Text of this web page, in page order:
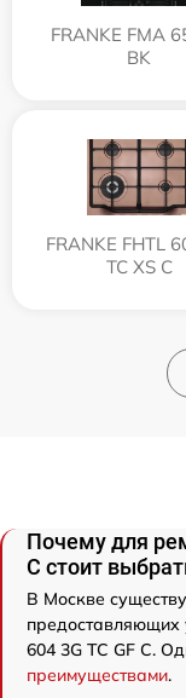
FRANKE FMA
BK
FRANKE FHTL
TC XS C
Почему для
C стоит
В Москве
предоставляющих
604 3G TC GF C.
преимуществами.